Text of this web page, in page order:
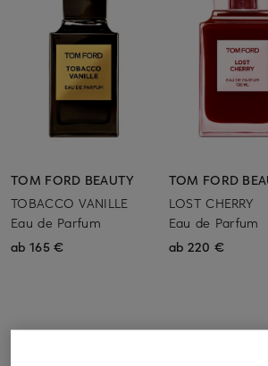
TOM FORD BEAUTY
TOBACCO VANILLE
Eau de Parfum
ab 165 €
TOM FORD
LOST CHERRY
Eau de Parfum
ab 220 €